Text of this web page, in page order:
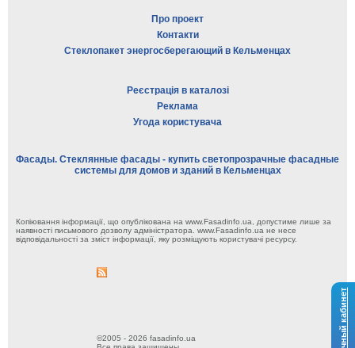
Личный кабинет
Про проект
Контакти
Стеклопакет энергосберегающий в Кельменцах
Реєстрація в каталозі
Реклама
Угода користувача
Фасады. Стеклянные фасады - купить светопрозрачные фасадные
системы для домов и зданий в Кельменцах
Копіювання інформації, що опублікована на www.Fasadinfo.ua, допустиме лише за
наявності письмового дозволу адміністратора. www.Fasadinfo.ua не несе
відповідальності за зміст інформації, яку розміщують користувачі ресурсу.
©2005 - 2026 fasadinfo.ua